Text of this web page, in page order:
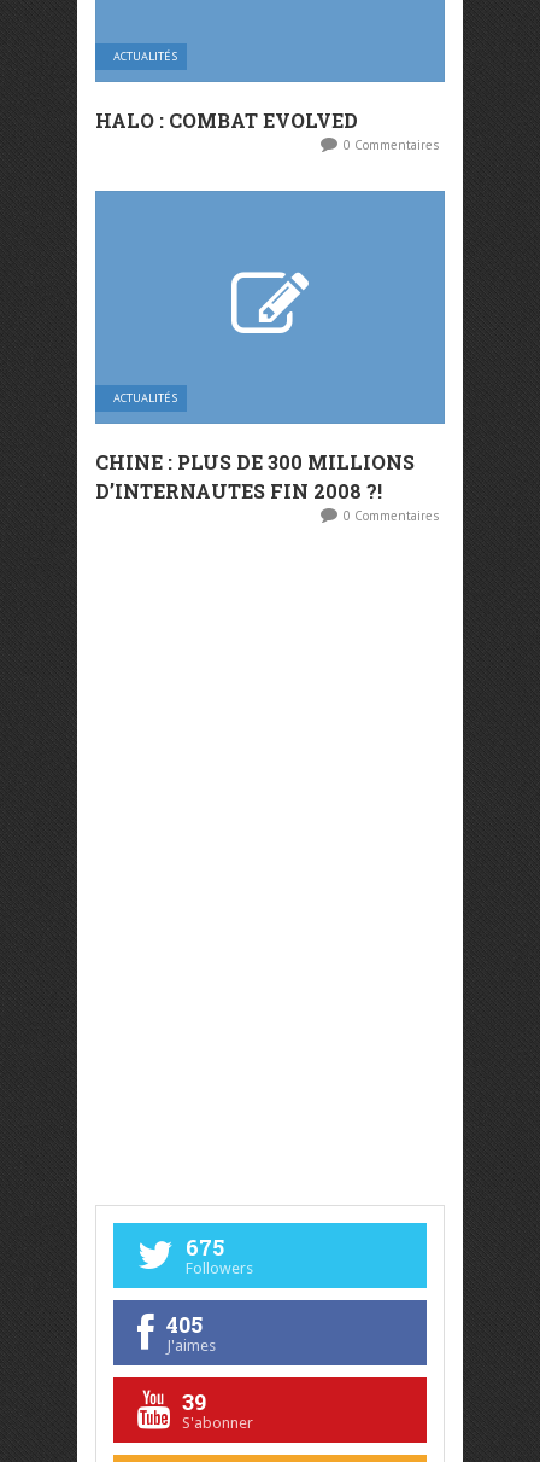
ACTUALITÉS
HALO : COMBAT EVOLVED
0 Commentaires
ACTUALITÉS
CHINE : PLUS DE 300 MILLIONS
D’INTERNAUTES FIN 2008 ?!
0 Commentaires
675
Followers
405
J'aimes
39
S'abonner